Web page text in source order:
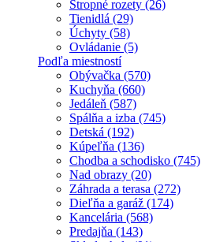
Stropné rozety (26)
Tienidlá (29)
Úchyty (58)
Ovládanie (5)
Podľa miestností
Obývačka (570)
Kuchyňa (660)
Jedáleň (587)
Spálňa a izba (745)
Detská (192)
Kúpeľňa (136)
Chodba a schodisko (745)
Nad obrazy (20)
Záhrada a terasa (272)
Dieľňa a garáž (174)
Kancelária (568)
Predajňa (143)